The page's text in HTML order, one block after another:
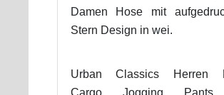
Damen Hose mit
Stern Design in wei.
Urban Classics Herren
Cargo Jogging